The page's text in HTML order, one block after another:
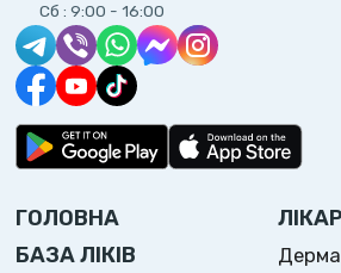
Сб : 9:00 - 16:00
ГОЛОВНА
БАЗА ЛІКІВ